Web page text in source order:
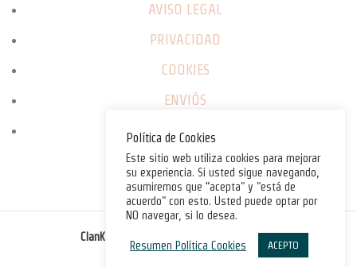
AVISO LEGAL
PRIVACIDAD
COOKIES
ENVIÓS
CAMBIOS / DEVOLUCIONES
ClanKarachi.com . All rights reserved.©
Política de Cookies
Este sitio web utiliza cookies para mejorar
su experiencia. Si usted sigue navegando,
asumiremos que “acepta" y "está de
acuerdo" con esto. Usted puede optar por
NO navegar, si lo desea.
Resumen Política Cookies ACEPTO